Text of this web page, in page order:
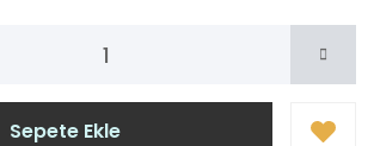
Sepete Ekle